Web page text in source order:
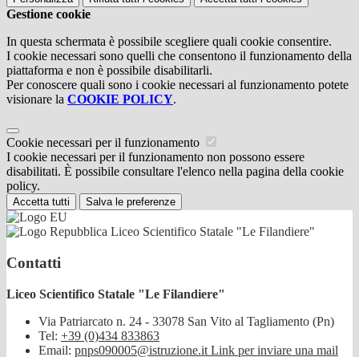
Gestione cookie
In questa schermata è possibile scegliere quali cookie consentire.
I cookie necessari sono quelli che consentono il funzionamento della
piattaforma e non è possibile disabilitarli.
Per conoscere quali sono i cookie necessari al funzionamento potete
visionare la COOKIE POLICY.
Cookie necessari per il funzionamento
I cookie necessari per il funzionamento non possono essere
disabilitati. È possibile consultare l'elenco nella pagina della cookie
policy.
Accetta tutti Salva le preferenze
Liceo Scientifico Statale "Le Filandiere"
Contatti
Liceo Scientifico Statale "Le Filandiere"
Via Patriarcato n. 24 - 33078 San Vito al Tagliamento (Pn)
Tel: +39 (0)434 833863
Email: pnps090005@istruzione.it Link per inviare una mail